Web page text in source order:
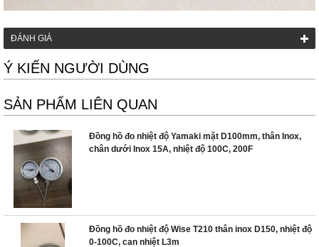
ĐÁNH GIÁ
Ý KIẾN NGƯỜI DÙNG
SẢN PHẨM LIÊN QUAN
Đồng hồ đo nhiệt độ Yamaki mặt D100mm, thân Inox,
chân dưới Inox 15A, nhiệt độ 100C, 200F
Đồng hồ đo nhiệt độ Wise T210 thân inox D150, nhiệt độ
0-100C, can nhiệt L3m